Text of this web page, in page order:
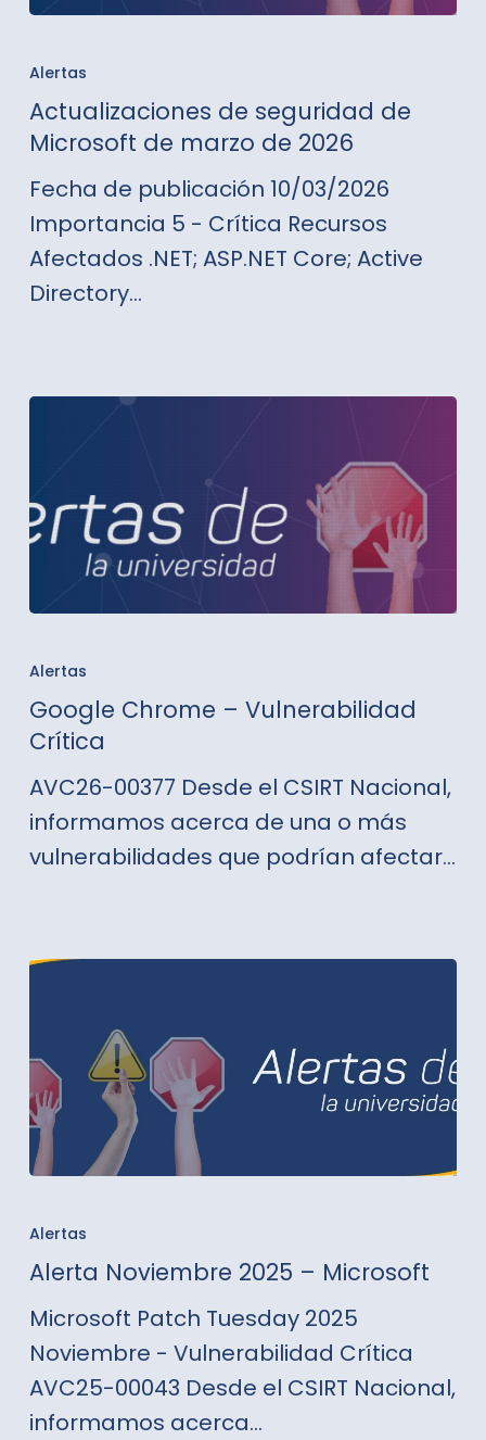
de
seguridad
de
de
marzo
de
2026
Alertas
Actualizaciones de seguridad de
Microsoft de marzo de 2026
Fecha de publicación 10/03/2026
Importancia 5 - Crítica Recursos
Afectados .NET; ASP.NET Core; Active
Directory…
Chrome
–
Vulnerabilidad
Alertas
Google Chrome – Vulnerabilidad
Crítica
AVC26-00377 Desde el CSIRT Nacional,
informamos acerca de una o más
vulnerabilidades que podrían afectar…
Noviembre
2025
Microsoft
Alertas
Alerta Noviembre 2025 – Microsoft
Microsoft Patch Tuesday 2025
Noviembre - Vulnerabilidad Crítica
AVC25-00043 Desde el CSIRT Nacional,
informamos acerca…